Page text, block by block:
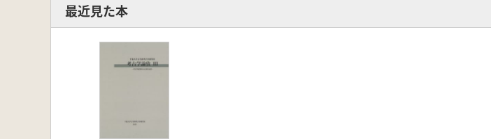
最近見た本